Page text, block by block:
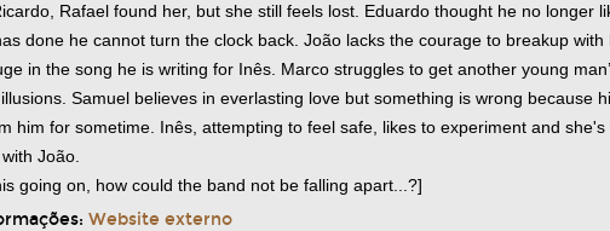
Rafael found her, but she still feels lost. Eduardo thought he no longer
done he cannot turn the clock back. João lacks the courage to breakup with
in the song he is writing for Inês. Marco struggles to get another young
Samuel believes in everlasting love but something is wrong because
him for sometime. Inês, attempting to feel safe, likes to experiment and
João.
going on, how could the band not be falling apart...?]
Website externo